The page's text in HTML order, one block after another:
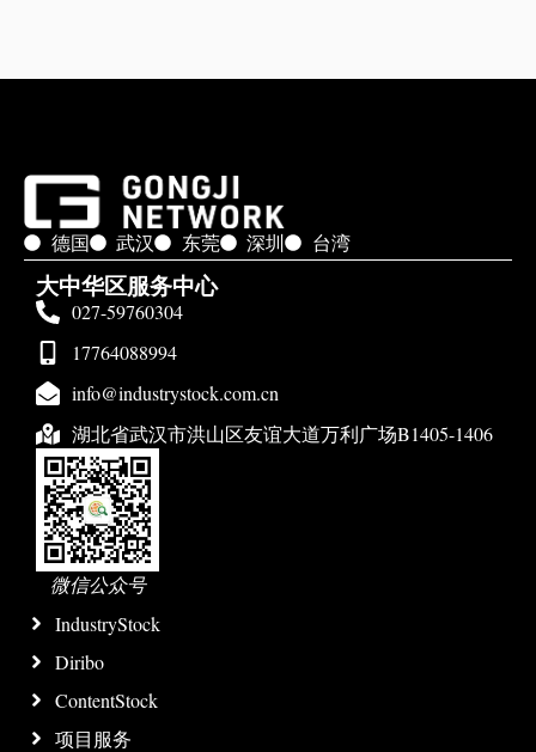
德国 武汉 东莞 深圳 台湾
大中华区服务中心
027-59760304
17764088994
info@industrystock.com.cn
湖北省武汉市洪山区友谊大道万利广场B1405-1406
微信公众号
IndustryStock
Diribo
ContentStock
项目服务